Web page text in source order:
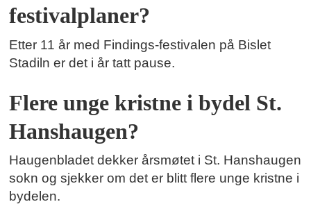
festivalplaner?
Etter 11 år med Findings-festivalen på Bislet
Stadiln er det i år tatt pause.
Flere unge kristne i bydel St.
Hanshaugen?
Haugenbladet dekker årsmøtet i St. Hanshaugen
sokn og sjekker om det er blitt flere unge kristne i
bydelen.